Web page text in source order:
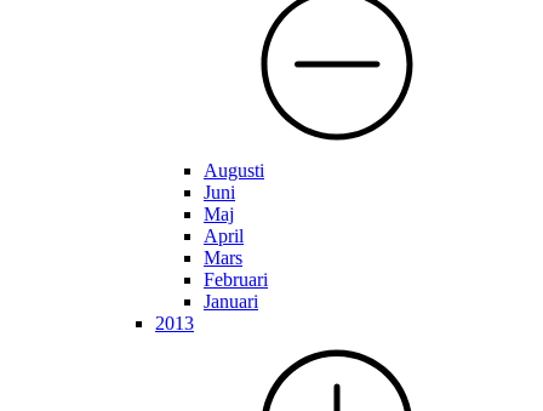
Augusti
Juni
Maj
April
Mars
Februari
Januari
2013